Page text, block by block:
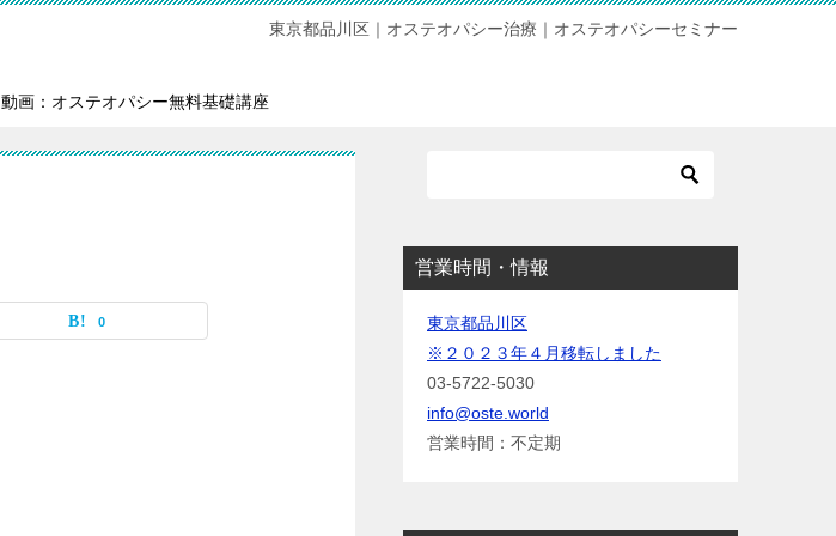
東京都品川区｜オステオパシー治療｜オステオパシーセミナー
動画：オステオパシー無料基礎講座
0
営業時間・情報
東京都品川区
※２０２３年４月移転しました
03-5722-5030
info@oste.world
営業時間：不定期